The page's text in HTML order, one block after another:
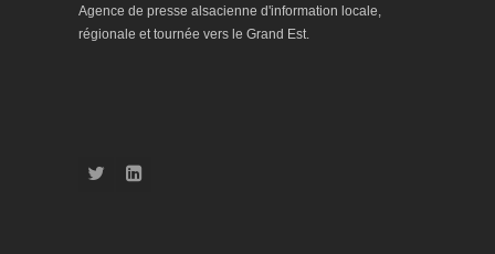
Agence de presse alsacienne d'information locale,
régionale et tournée vers le Grand Est.